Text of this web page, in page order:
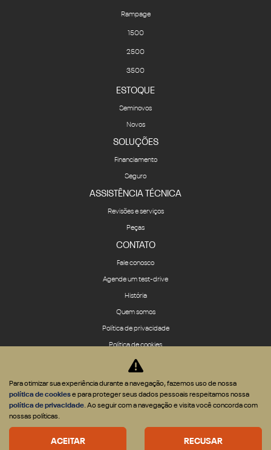
Rampage
1500
2500
3500
ESTOQUE
Seminovos
Novos
SOLUÇÕES
Financiamento
Seguro
ASSISTÊNCIA TÉCNICA
Revisões e serviços
Peças
CONTATO
Fale conosco
Agende um test-drive
História
Quem somos
Política de privacidade
Política de cookies
Desenvolvido pela DEALERSPACE ® Direitos Reservados.
Desacelere. Seu bem maior é a vida.
Para otimizar sua experiência durante a navegação, fazemos uso de nossa
política de cookiese para proteger seus dados pessoais respeitamos nossa
política de privacidade. Ao seguir com a navegação e visita você concorda com
nossas políticas.
ACEITAR RECUSAR